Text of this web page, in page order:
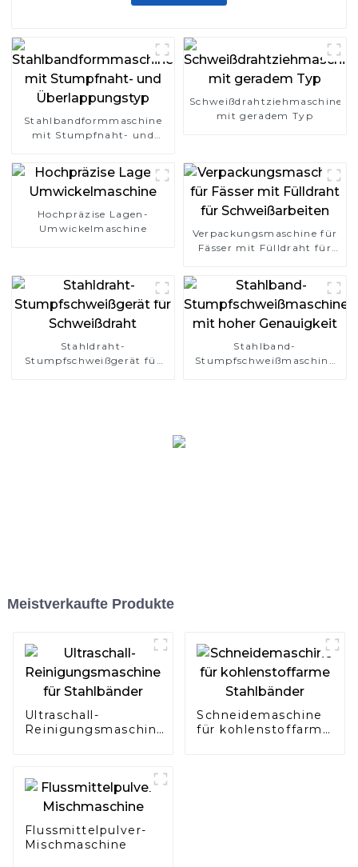
Stahlbandformmaschine
mit Stumpfnaht- und
Schweißdrahtziehmaschine
mit geradem Typ
Hochpräzise Lagen-
Umwickelmaschine
Verpackungsmaschine für
Fässer mit Fülldraht für
Stahldraht-
Stumpfschweißgerät für
Stahlband-
Stumpfschweißmaschine
Meistverkaufte Produkte
Ultraschall-
Reinigungsmaschine
Schneidemaschine
für kohlenstoffarme
Flussmittelpulver-
Mischmaschine